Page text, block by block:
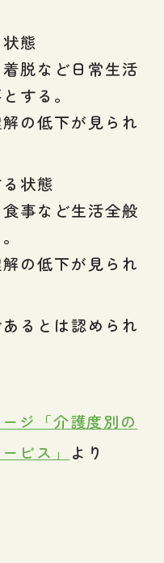
態
脱など日常生活
する。
の低下が見られ
状態
事など生活全般
の低下が見られ
るとは認められ
ジ「介護度別の
ビス」
より